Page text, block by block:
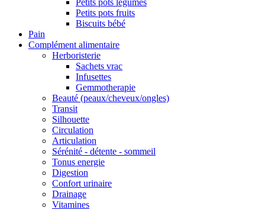
Petits pots légumes
Petits pots fruits
Biscuits bébé
Pain
Complément alimentaire
Herboristerie
Sachets vrac
Infusettes
Gemmotherapie
Beauté (peaux/cheveux/ongles)
Transit
Silhouette
Circulation
Articulation
Sérénité - détente - sommeil
Tonus energie
Digestion
Confort urinaire
Drainage
Vitamines